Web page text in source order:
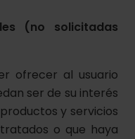
(no solicitadas
ofrecer al usuario
ser de su interés
y servicios
o que haya